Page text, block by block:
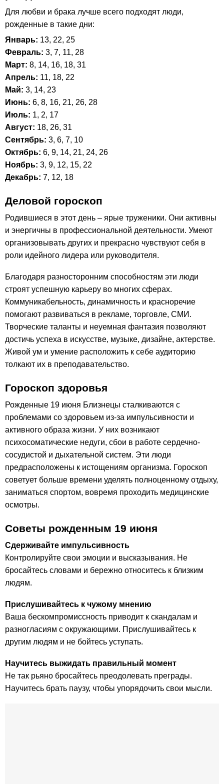
Для любви и брака лучше всего подходят люди,
рожденные в такие дни:
Январь: 13, 22, 25
Февраль: 3, 7, 11, 28
Март: 8, 14, 16, 18, 31
Апрель: 11, 18, 22
Май: 3, 14, 23
Июнь: 6, 8, 16, 21, 26, 28
Июль: 1, 2, 17
Август: 18, 26, 31
Сентябрь: 3, 6, 7, 10
Октябрь: 6, 9, 14, 21, 24, 26
Ноябрь: 3, 9, 12, 15, 22
Декабрь: 7, 12, 18
Деловой гороскоп
Родившиеся в этот день – ярые труженики. Они активны
и энергичны в профессиональной деятельности. Умеют
организовывать других и прекрасно чувствуют себя в
роли идейного лидера или руководителя.
Благодаря разносторонним способностям эти люди
строят успешную карьеру во многих сферах.
Коммуникабельность, динамичность и красноречие
помогают развиваться в рекламе, торговле, СМИ.
Творческие таланты и неуемная фантазия позволяют
достичь успеха в искусстве, музыке, дизайне, актерстве.
Живой ум и умение расположить к себе аудиторию
толкают их в преподавательство.
Гороскоп здоровья
Рожденные 19 июня Близнецы сталкиваются с
проблемами со здоровьем из-за импульсивности и
активного образа жизни. У них возникают
психосоматические недуги, сбои в работе сердечно-
сосудистой и дыхательной систем. Эти люди
предрасположены к истощениям организма. Гороскоп
советует больше времени уделять полноценному отдыху,
заниматься спортом, вовремя проходить медицинские
осмотры.
Советы рожденным 19 июня
Сдерживайте импульсивность
Контролируйте свои эмоции и высказывания. Не
бросайтесь словами и бережно относитесь к близким
людям.
Прислушивайтесь к чужому мнению
Ваша бескомпромиссность приводит к скандалам и
разногласиям с окружающими. Прислушивайтесь к
другим людям и не бойтесь уступать.
Научитесь выжидать правильный момент
Не так рьяно бросайтесь преодолевать преграды.
Научитесь брать паузу, чтобы упорядочить свои мысли.